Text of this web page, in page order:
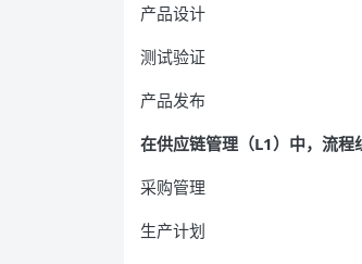
产品设计
测试验证
产品发布
在供应链管理（L1）中，流程
采购管理
生产计划